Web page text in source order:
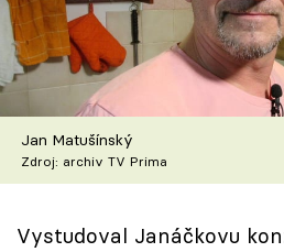
Články
TV Program
Škola vaření
Recepty z TV
Speciál: Cuketa
Jan Matušínský
Zdroj: archiv TV Prima
Vystudoval Janáčkovu